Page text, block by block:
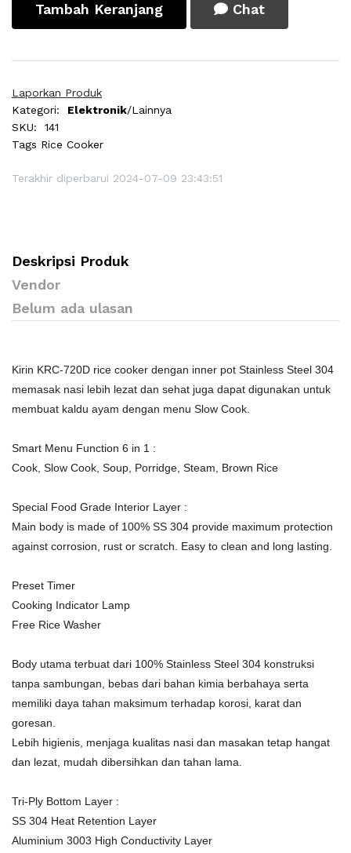
Tambah Keranjang Chat
Laporkan Produk
Kategori:
Elektronik/Lainnya
SKU:
141
Tags Rice Cooker
Terakhir diperbarui 2024-07-09 23:43:51
Deskripsi Produk
Vendor
Belum ada ulasan
Kirin KRC-720D rice cooker dengan inner pot Stainless Steel 304
memasak nasi lebih lezat dan sehat juga dapat digunakan untuk
membuat kaldu ayam dengan menu Slow Cook.
Smart Menu Function 6 in 1 :
Cook, Slow Cook, Soup, Porridge, Steam, Brown Rice
Special Food Grade Interior Layer :
Main body is made of 100% SS 304 provide maximum protection
against corrosion, rust or scratch. Easy to clean and long lasting.
Preset Timer
Cooking Indicator Lamp
Free Rice Washer
Body utama terbuat dari 100% Stainless Steel 304 konstruksi
tanpa sambungan, bebas dari bahan kimia berbahaya serta
memiliki daya tahan maksimum terhadap korosi, karat dan
goresan.
Lebih higienis, menjaga kualitas nasi dan masakan tetap hangat
dan lezat, mudah dibersihkan dan tahan lama.
Tri-Ply Bottom Layer :
SS 304 Heat Retention Layer
Aluminium 3003 High Conductivity Layer